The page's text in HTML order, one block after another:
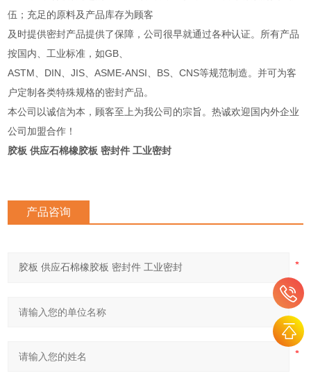
伍；充足的原料及产品库存为顾客
及时提供密封产品提供了保障，公司很早就通过各种认证。所有产品
按国内、工业标准，如GB、
ASTM、DIN、JIS、ASME-ANSI、BS、CNS等规范制造。并可为客
户定制各类特殊规格的密封产品。
本公司以诚信为本，顾客至上为我公司的宗旨。热诚欢迎国内外企业
公司加盟合作！
胶板 供应石棉橡胶板 密封件 工业密封
产品咨询